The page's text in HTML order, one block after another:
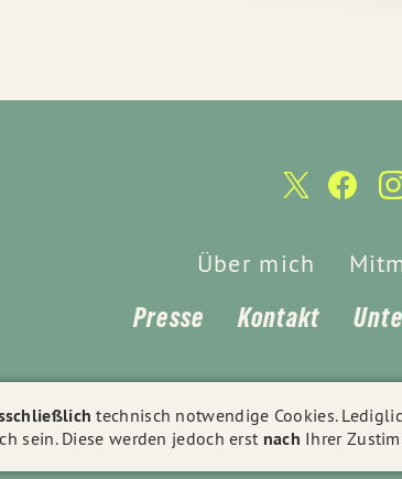
Über mich
Presse Kontakt
© 2026
technisch notwendige Cookies.
sein. Diese werden jedoch erst nach Ihrer